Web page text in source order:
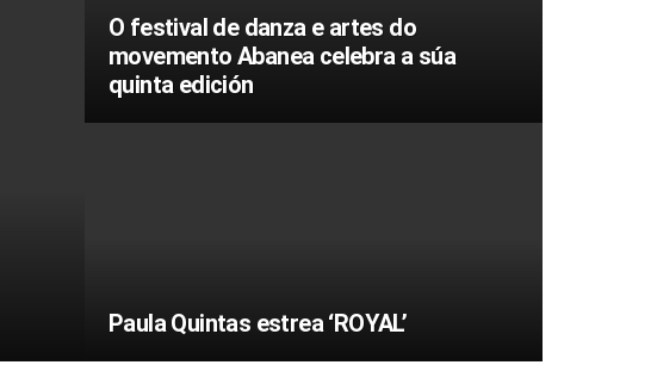
O festival de danza e artes do
movemento Abanea celebra a súa
quinta edición
Paula Quintas estrea ‘ROYAL’